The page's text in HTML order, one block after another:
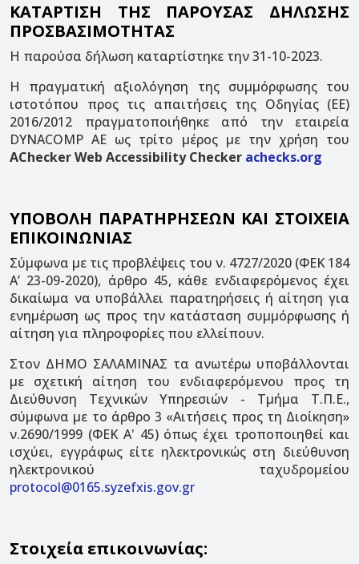
ΚΑΤΑΡΤΙΣΗ ΤΗΣ ΠΑΡΟΥΣΑΣ ΔΗΛΩΣΗΣ
ΠΡΟΣΒΑΣΙΜΟΤΗΤΑΣ
Η παρούσα δήλωση καταρτίστηκε την 31-10-2023.
Η πραγματική αξιολόγηση της συμμόρφωσης του
ιστοτόπου προς τις απαιτήσεις της Οδηγίας (ΕΕ)
2016/2012 πραγματοποιήθηκε από την εταιρεία
DYNACOMP AE ως τρίτο μέρος με την χρήση του
AChecker Web Accessibility Checker achecks.org
ΥΠΟΒΟΛΗ ΠΑΡΑΤΗΡΗΣΕΩΝ ΚΑΙ ΣΤΟΙΧΕΙΑ
ΕΠΙΚΟΙΝΩΝΙΑΣ
Σύμφωνα με τις προβλέψεις του ν. 4727/2020 (ΦΕΚ 184
Α’ 23-09-2020), άρθρο 45, κάθε ενδιαφερόμενος έχει
δικαίωμα να υποβάλλει παρατηρήσεις ή αίτηση για
ενημέρωση ως προς την κατάσταση συμμόρφωσης ή
αίτηση για πληροφορίες που ελλείπουν.
Στον ΔΗΜΟ ΣΑΛΑΜΙΝΑΣ τα ανωτέρω υποβάλλονται
με σχετική αίτηση του ενδιαφερόμενου προς τη
Διεύθυνση Τεχνικών Υπηρεσιών - Τμήμα Τ.Π.Ε.,
σύμφωνα με το άρθρο 3 «Αιτήσεις προς τη Διοίκηση»
ν.2690/1999 (ΦΕΚ Α' 45) όπως έχει τροποποιηθεί και
ισχύει, εγγράφως είτε ηλεκτρονικώς στη διεύθυνση
ηλεκτρονικού ταχυδρομείου
protocol@0165.syzefxis.gov.gr
Στοιχεία επικοινωνίας: